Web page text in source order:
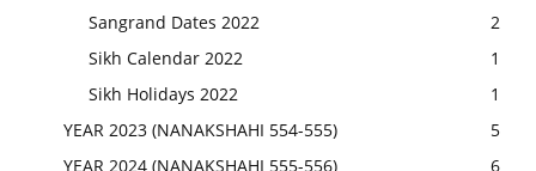
Sangrand Dates 2022
2
Sikh Calendar 2022
1
Sikh Holidays 2022
1
YEAR 2023 (NANAKSHAHI 554-555)
5
YEAR 2024 (NANAKSHAHI 555-556)
6